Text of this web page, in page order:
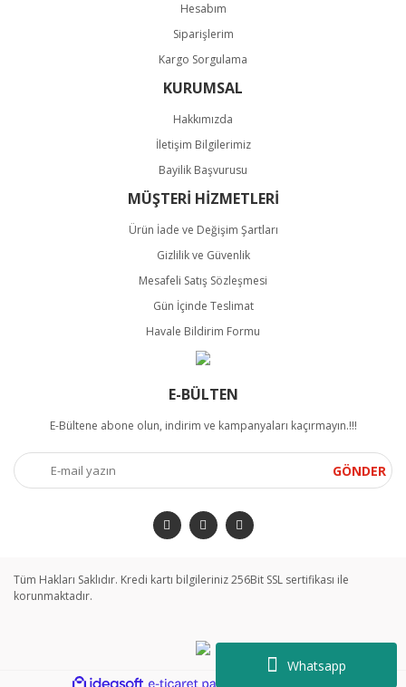
Whatsapp
Gönder
Hesabım
Siparişlerim
Kargo Sorgulama
KURUMSAL
Hakkımızda
İletişim Bilgilerimiz
Bayilik Başvurusu
MÜŞTERİ HİZMETLERİ
Ürün İade ve Değişim Şartları
Gizlilik ve Güvenlik
Mesafeli Satış Sözleşmesi
Gün İçinde Teslimat
Havale Bildirim Formu
E-BÜLTEN
E-Bültene abone olun, indirim ve kampanyaları kaçırmayın.!!!
GÖNDER
Tüm Hakları Saklıdır. Kredi kartı bilgileriniz 256Bit SSL sertifikası ile
korunmaktadır.
ideasoft